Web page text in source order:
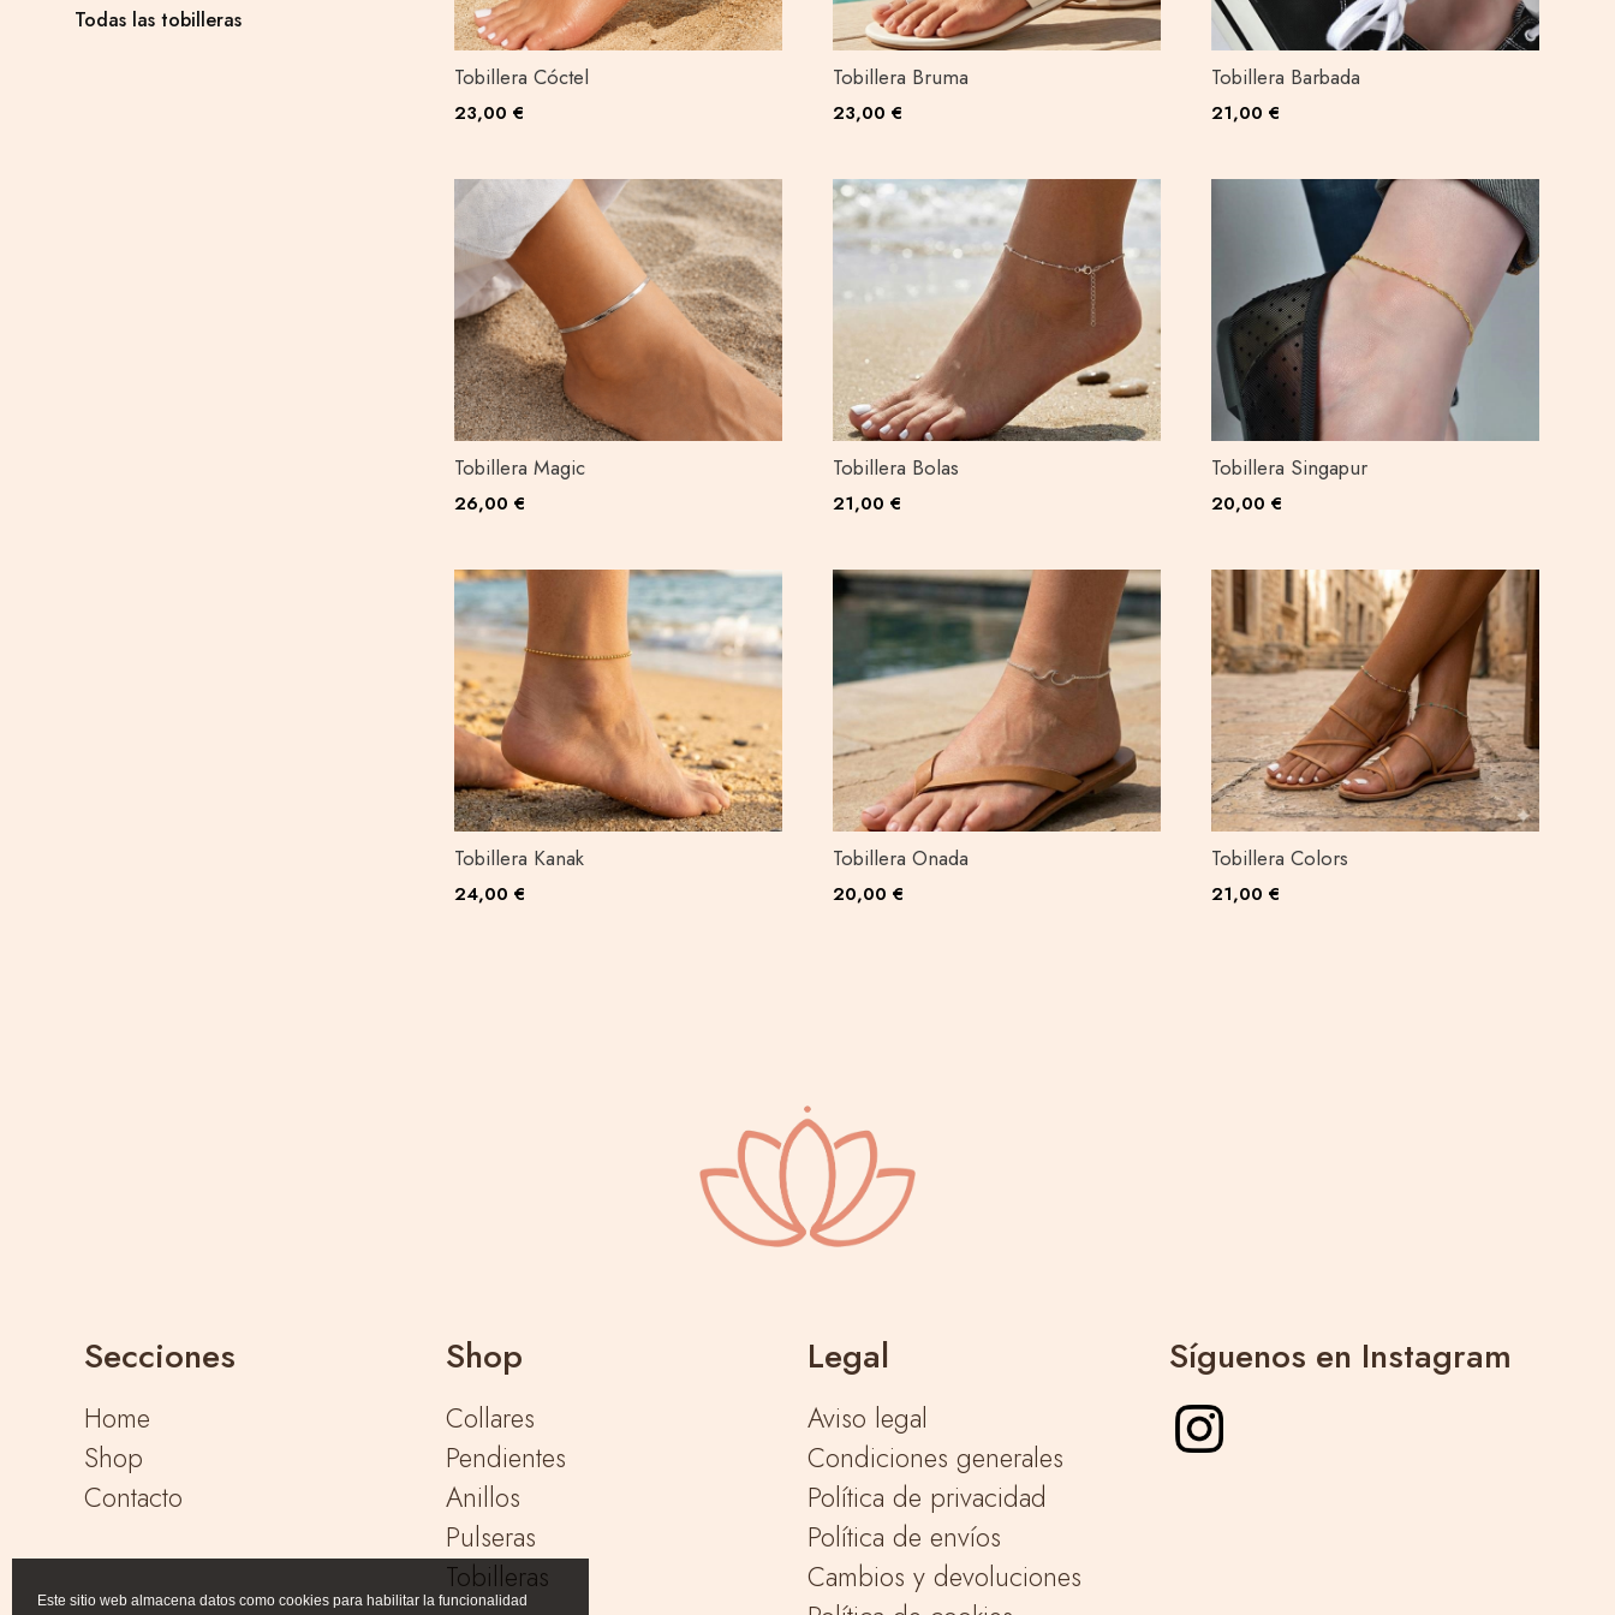
Todas las tobilleras
Tobillera Cóctel
23,00 €
Tobillera Bruma
23,00 €
Tobillera Barbada
21,00 €
Tobillera Magic
26,00 €
Tobillera Bolas
21,00 €
Tobillera Singapur
20,00 €
Tobillera Kanak
24,00 €
Tobillera Onada
20,00 €
Tobillera Colors
21,00 €
Secciones
Home
Shop
Contacto
Shop
Collares
Pendientes
Anillos
Pulseras
Tobilleras
Legal
Aviso legal
Condiciones generales
Política de privacidad
Política de envíos
Cambios y devoluciones
Síguenos en Instagram
Este sitio web almacena datos como cookies para habilitar la funcionalidad
Suscríbete y recibirás todas nuestras novedades.